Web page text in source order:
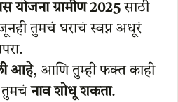
योजना ग्रामीण 2025साठी
तुमचं घराचं स्वप्न अधूरं
आहे, आणि तुम्ही फक्त काही
तुमचंनाव शोधू शकता.